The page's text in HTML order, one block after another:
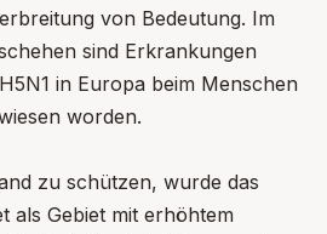
von Bedeutung. Im
sind Erkrankungen
in Europa beim Menschen
worden.
zu schützen, wurde das
als Gebiet mit erhöhtem